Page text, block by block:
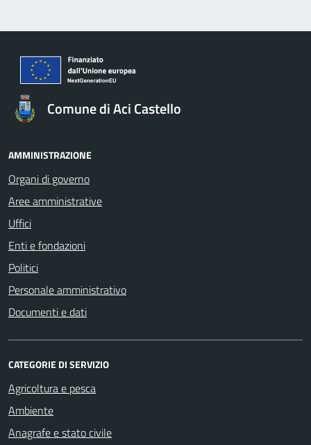
Comune di Aci Castello
AMMINISTRAZIONE
Organi di governo
Aree amministrative
Uffici
Enti e fondazioni
Politici
Personale amministrativo
Documenti e dati
CATEGORIE DI SERVIZIO
Agricoltura e pesca
Ambiente
Anagrafe e stato civile